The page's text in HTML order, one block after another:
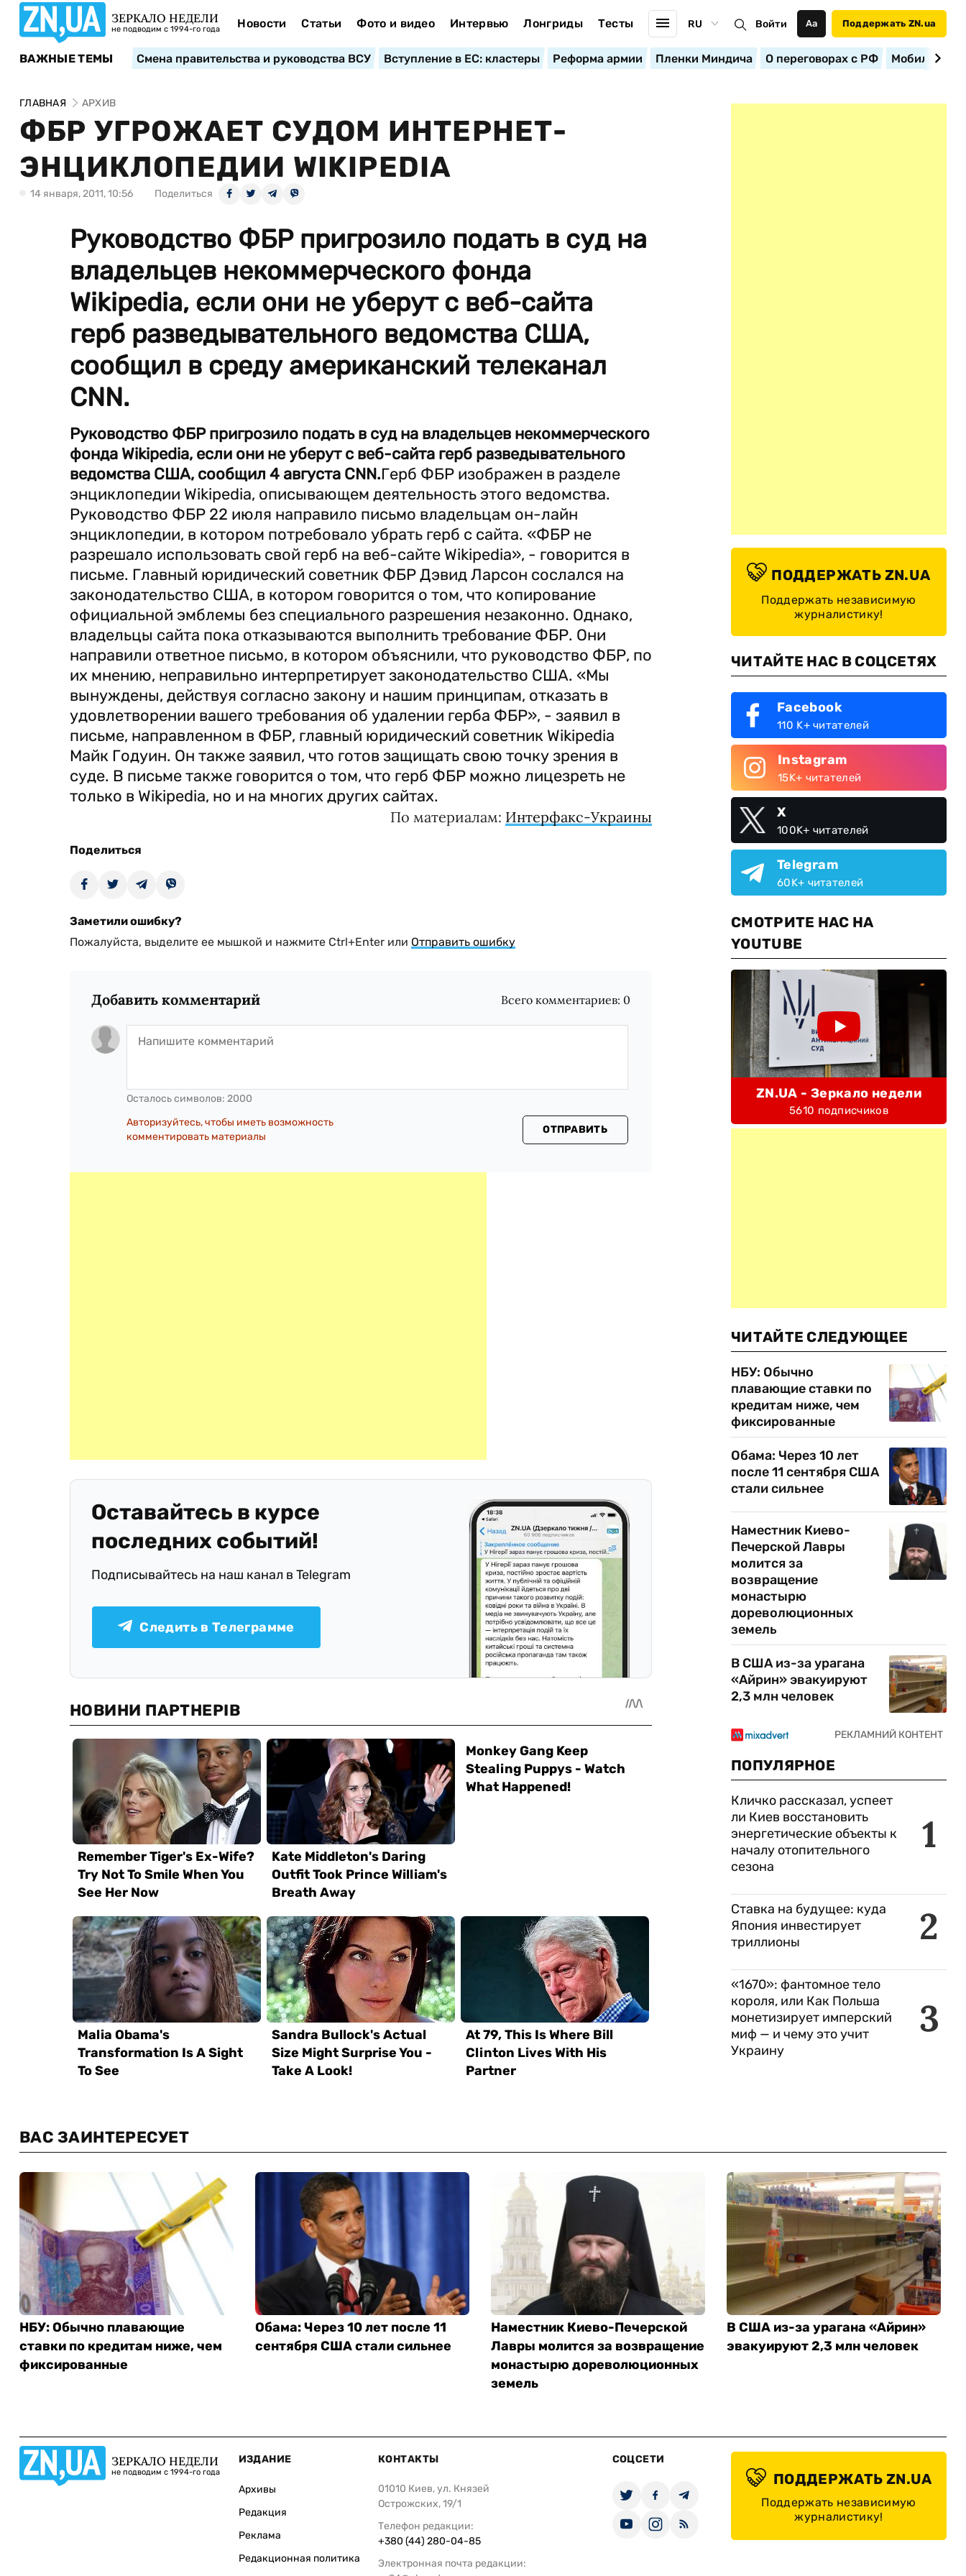
ЗЕРКАЛО НЕДЕЛИ
не подводим с 1994-го года Новости Статьи Фото и видео Интервью Лонгриды Тесты RU Войти Аа Поддержать ZN.ua
ВАЖНЫЕ ТЕМЫ Смена правительства и руководства ВСУ Вступление в ЕС: кластеры Реформа армии Пленки Миндича О переговорах с РФ
ГЛАВНАЯ АРХИВ
ФБР УГРОЖАЕТ СУДОМ ИНТЕРНЕТ-
ЭНЦИКЛОПЕДИИ WIKIPEDIA
14 января, 2011, 10:56 Поделиться
Руководство ФБР пригрозило подать в суд на
владельцев некоммерческого фонда
Wikipedia, если они не уберут с веб-сайта
герб разведывательного ведомства США,
сообщил в среду американский телеканал
CNN.
Руководство ФБР пригрозило подать в суд на владельцев некоммерческого
фонда Wikipedia, если они не уберут с веб-сайта герб разведывательного
ведомства США, сообщил 4 августа CNN.Герб ФБР изображен в разделе
энциклопедии Wikipedia, описывающем деятельность этого ведомства.
Руководство ФБР 22 июля направило письмо владельцам он-лайн
энциклопедии, в котором потребовало убрать герб с сайта. «ФБР не
разрешало использовать свой герб на веб-сайте Wikipedia», - говорится в
письме. Главный юридический советник ФБР Дэвид Ларсон сослался на
законодательство США, в котором говорится о том, что копирование
официальной эмблемы без специального разрешения незаконно. Однако,
владельцы сайта пока отказываются выполнить требование ФБР. Они
направили ответное письмо, в котором объяснили, что руководство ФБР, по
их мнению, неправильно интерпретирует законодательство США. «Мы
вынуждены, действуя согласно закону и нашим принципам, отказать в
удовлетворении вашего требования об удалении герба ФБР», - заявил в
письме, направленном в ФБР, главный юридический советник Wikipedia
Майк Годуин. Он также заявил, что готов защищать свою точку зрения в
суде. В письме также говорится о том, что герб ФБР можно лицезреть не
только в Wikipedia, но и на многих других сайтах.
По материалам: Интерфакс-Украины
Поделиться
Заметили ошибку?
Пожалуйста, выделите ее мышкой и нажмите Ctrl+Enter или Отправить ошибку
Добавить комментарий Всего комментариев: 0
Осталось символов: 2000
Авторизуйтесь, чтобы иметь возможность
комментировать материалы
ОТПРАВИТЬ
Оставайтесь в курсе
последних событий!
Подписывайтесь на наш канал в Telegram
Следить в Телеграмме
ПОДДЕРЖАТЬ ZN.UA
Поддержать независимую
журналистику!
ЧИТАЙТЕ НАС В СОЦСЕТЯХ
Facebook
110 K+ читателей
Instagram
15K+ читателей
X
100K+ читателей
Telegram
60K+ читателей
СМОТРИТЕ НАС НА
YOUTUBE
ZN.UA - Зеркало недели
5610 подписчиков
ЧИТАЙТЕ СЛЕДУЮЩЕЕ
НБУ: Обычно
плавающие ставки по
кредитам ниже, чем
фиксированные
Обама: Через 10 лет
после 11 сентября США
стали сильнее
Наместник Киево-
Печерской Лавры
молится за
возвращение
монастырю
дореволюционных
земель
В США из-за урагана
«Айрин» эвакуируют
2,3 млн человек
ПОПУЛЯРНОЕ
1
Кличко рассказал, успеет
ли Киев восстановить
энергетические объекты к
началу отопительного
сезона
2
Ставка на будущее: куда
Япония инвестирует
триллионы
3
«1670»: фантомное тело
короля, или Как Польша
монетизирует имперский
миф — и чему это учит
Украину
ВАС ЗАИНТЕРЕСУЕТ
НБУ: Обычно плавающие
ставки по кредитам ниже, чем
фиксированные
Обама: Через 10 лет после 11
сентября США стали сильнее
Наместник Киево-Печерской
Лавры молится за возвращение
монастырю дореволюционных
земель
В США из-за урагана «Айрин»
эвакуируют 2,3 млн человек
ЗЕРКАЛО НЕДЕЛИ
не подводим с 1994-го года
ИЗДАНИЕ
Архивы
Редакция
Реклама
Редакционная политика
КОНТАКТЫ
01010 Киев, ул. Князей
Острожских, 19/1
Телефон редакции:
+380 (44) 280-04-85
Электронная почта редакции:
СОЦСЕТИ
ПОДДЕРЖАТЬ ZN.UA
Поддержать независимую
журналистику!